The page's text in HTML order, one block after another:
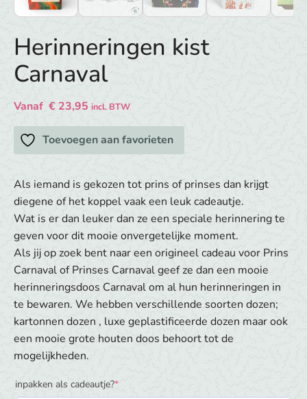
Herinneringen kist
Carnaval
Vanaf € 23,95 incl. BTW
Toevoegen aan favorieten
Als iemand is gekozen tot prins of prinses dan krijgt
diegene of het koppel vaak een leuk cadeautje.
Wat is er dan leuker dan ze een speciale herinnering te
geven voor dit mooie onvergetelijke moment.
Als jij op zoek bent naar een origineel cadeau voor Prins
Carnaval of Prinses Carnaval geef ze dan een mooie
herinneringsdoos Carnaval om al hun herinneringen in
te bewaren. We hebben verschillende soorten dozen;
kartonnen dozen , luxe geplastificeerde dozen maar ook
een mooie grote houten doos behoort tot de
mogelijkheden.
inpakken als cadeautje?*(required)